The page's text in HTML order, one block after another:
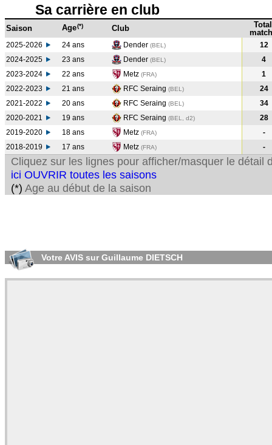
Sa carrière en club
Saison Age(*) Club
Total
2025-2026 24 ans Dender (BEL)
12
2024-2025
23 ans Dender (BEL )
4
2023-2024
22 ans Metz (FRA)
1
2022-2023
21 ans RFC Seraing (BEL )
24
2021-2022
20 ans RFC Seraing (BEL )
34
2020-2021
19 ans RFC Seraing (BEL, d2)
28
2019-2020
18 ans Metz (FRA)
-
2018-2019
17 ans Metz (FRA) -
Cliquez sur les lignes pour afficher/masquer le détail
ici OUVRIR toutes les saisons
(*) Age au début de la saison
Votre AVIS sur Guillaume DIETSCH